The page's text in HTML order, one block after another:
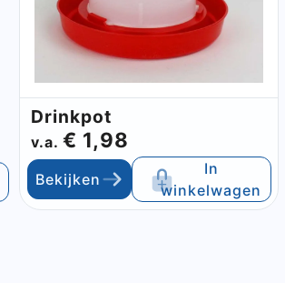
Drinkpot
v.a. € 1,98
Bekijken
In
winkelwagen